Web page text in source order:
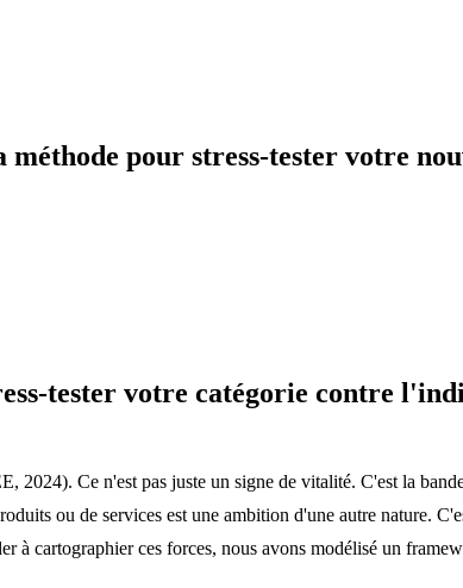
pour stress-tester votre
tester votre catégorie contre
2024). Ce n'est pas juste un signe de vitalité. C'est la
ou de services est une ambition d'une autre nature.
à cartographier ces forces, nous avons modélisé un